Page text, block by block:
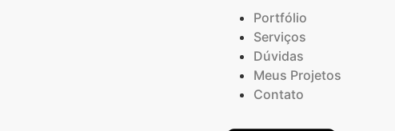
Portfólio
Serviços
Dúvidas
Meus Projetos
Contato